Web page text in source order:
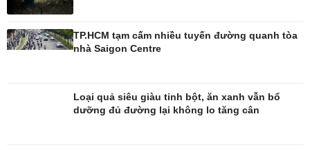
TP.HCM tạm cấm nhiều tuyến đường quanh tòa
nhà Saigon Centre
Loại quả siêu giàu tinh bột, ăn xanh vẫn bổ
dưỡng đủ đường lại không lo tăng cân